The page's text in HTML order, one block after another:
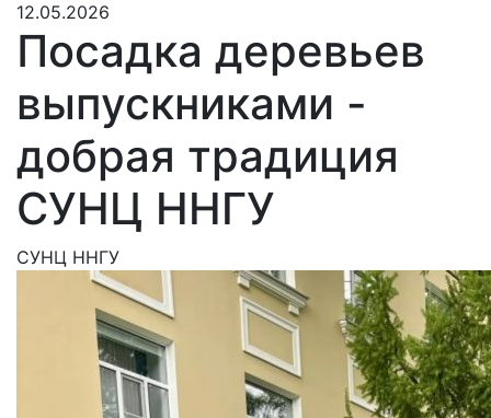
12.05.2026
Посадка деревьев
выпускниками -
добрая традиция
СУНЦ ННГУ
СУНЦ ННГУ